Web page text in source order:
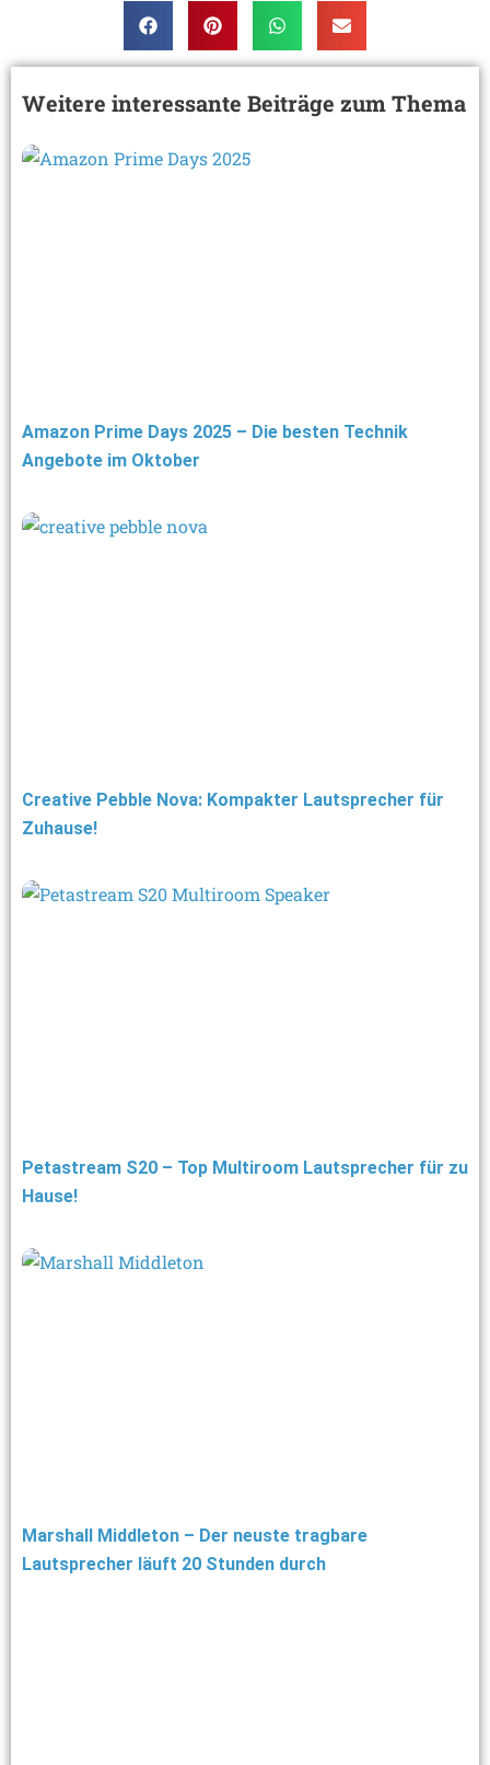
Weitere interessante Beiträge zum Thema
Amazon Prime Days 2025 – Die besten Technik
Angebote im Oktober
Creative Pebble Nova: Kompakter Lautsprecher für
Zuhause!
Petastream S20 – Top Multiroom Lautsprecher für zu
Hause!
Marshall Middleton – Der neuste tragbare
Lautsprecher läuft 20 Stunden durch